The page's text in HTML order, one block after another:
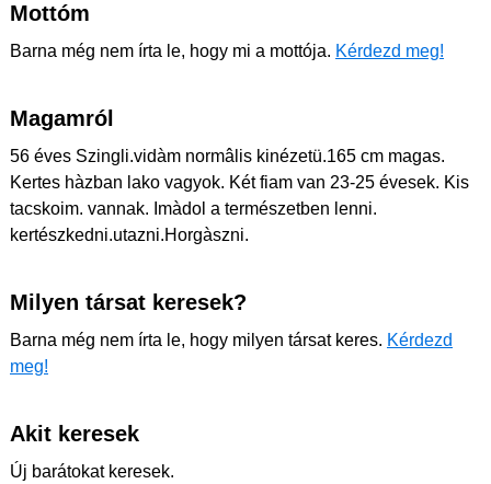
Mottóm
Barna még nem írta le, hogy mi a mottója. Kérdezd meg!
Magamról
56 éves Szingli.vidàm normâlis kinézetü.165 cm magas.
Kertes hàzban lako vagyok. Két fiam van 23-25 évesek. Kis
tacskoim. vannak. Imàdol a természetben lenni.
kertészkedni.utazni.Horgàszni.
Milyen társat keresek?
Barna még nem írta le, hogy milyen társat keres. Kérdezd
meg!
Akit keresek
Új barátokat keresek.